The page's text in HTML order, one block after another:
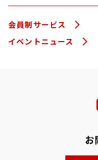
会員制サービス
イベントニュース
お